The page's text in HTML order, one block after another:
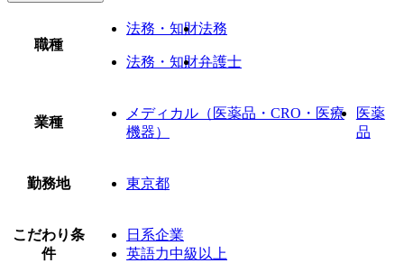
職種
法務・知財法務
法務・知財弁護士
業種
メディカル（医薬品・CRO・医療
機器）
医薬
品
勤務地 東京都
こだわり条
件
日系企業
英語力中級以上